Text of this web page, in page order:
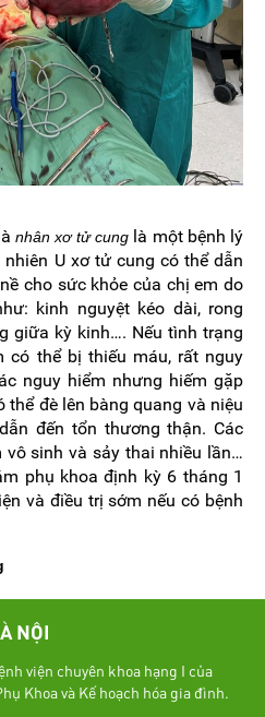
nhân xơ tử cunglà một bệnh lý
U xơ tử cung có thể dẫn
cho sức khỏe của chị em do
kinh nguyệt kéo dài, rong
giữa kỳ kinh…. Nếu tình trạng
có thể bị thiếu máu, rất nguy
nguy hiểm nhưng hiếm gặp
thể đè lên bàng quang và niệu
đến tổn thương thận. Các
vô sinh và sảy thai nhiều lần…
phụ khoa định kỳ 6 tháng 1
và điều trị sớm nếu có bệnh
NỘI
viện chuyên khoa hạng I của
Khoa và Kế hoạch hóa gia đình.